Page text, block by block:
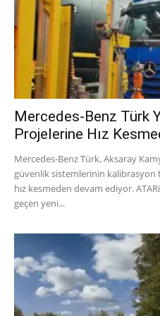
Mercedes-Benz Türk
Projelerine Hız
Mercedes-Benz Türk, Aksaray
güvenlik sistemlerinin
hız kesmeden devam ediyor.
geçen yeni...